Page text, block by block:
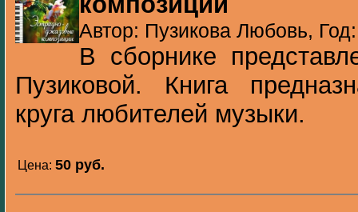
Автор: Пузикова Любовь,
В сборнике
Пузиковой. Книга
круга любителей музыки.
Цена: 50 pуб.